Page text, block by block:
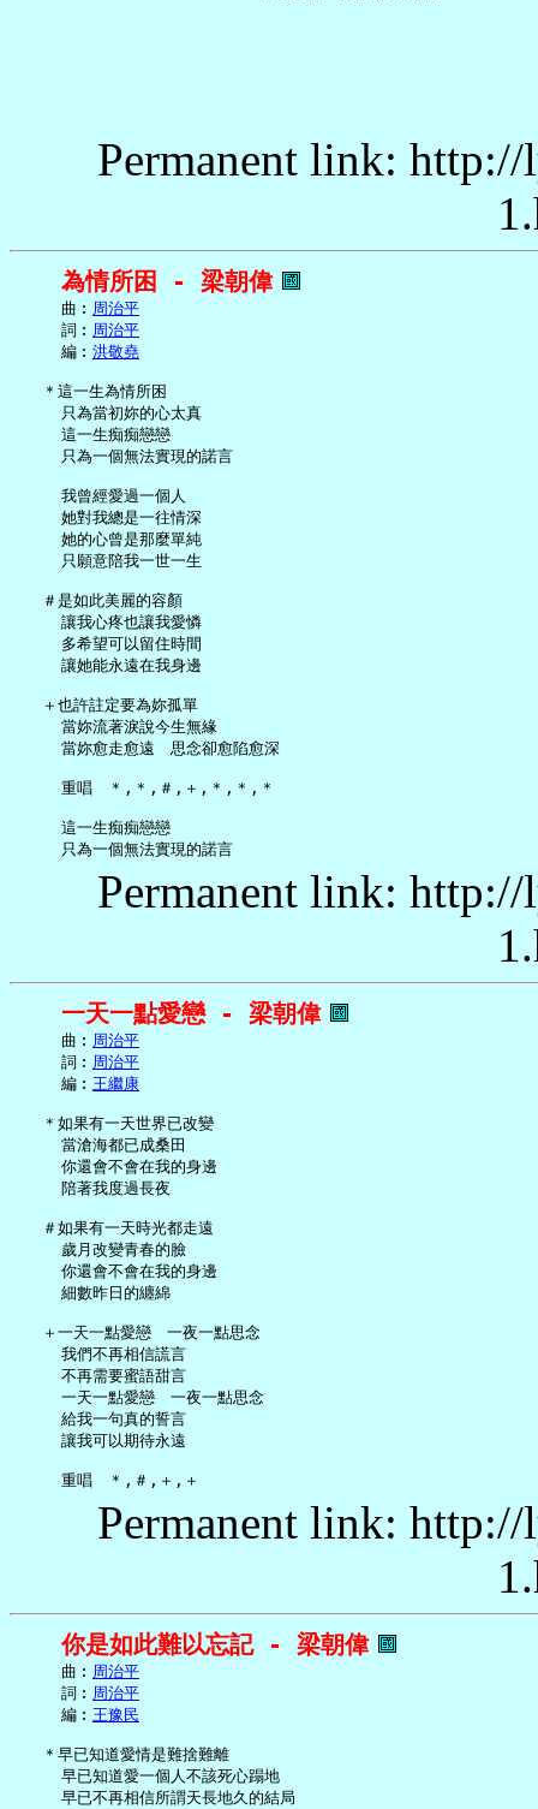
Permanent link:
為情所困 - 梁朝偉
     曲︰
周治平
     詞︰
周治平
     編︰
洪敬堯
   ＊這一生為情所困
     只為當初妳的心太真
     這一生痴痴戀戀
     只為一個無法實現的諾言
     我曾經愛過一個人
     她對我總是一往情深
     她的心曾是那麼單純
     只願意陪我一世一生
   ＃是如此美麗的容顏
     讓我心疼也讓我愛憐
     多希望可以留住時間
     讓她能永遠在我身邊
   ＋也許註定要為妳孤單
     當妳流著淚說今生無緣
     當妳愈走愈遠　思念卻愈陷愈深
     重唱　＊,＊,＃,＋,＊,＊,＊
     這一生痴痴戀戀
Permanent link:
一天一點愛戀 - 梁朝偉
     曲︰
周治平
     詞︰
周治平
     編︰
王繼康
   ＊如果有一天世界已改變
     當滄海都已成桑田
     你還會不會在我的身邊
     陪著我度過長夜
   ＃如果有一天時光都走遠
     歲月改變青春的臉
     你還會不會在我的身邊
     細數昨日的纏綿
   ＋一天一點愛戀　一夜一點思念
     我們不再相信謊言
     不再需要蜜語甜言
     一天一點愛戀　一夜一點思念
     給我一句真的誓言
     讓我可以期待永遠
Permanent link:
你是如此難以忘記 - 梁朝偉
     曲︰
周治平
     詞︰
周治平
     編︰
王豫民
   ＊早已知道愛情是難捨難離
     早已知道愛一個人不該死心蹋地
     早已不再相信所謂天長地久的結局